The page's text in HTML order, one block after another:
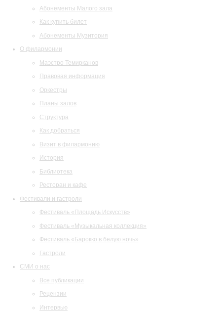
Абонементы Малого зала
Как купить билет
Абонементы Музитория
О филармонии
Маэстро Темирканов
Правовая информация
Оркестры
Планы залов
Структура
Как добраться
Визит в филармонию
История
Библиотека
Ресторан и кафе
Фестивали и гастроли
Фестиваль «Площадь Искусств»
Фестиваль «Музыкальная коллекция»
Фестиваль «Барокко в белую ночь»
Гастроли
СМИ о нас
Все публикации
Рецензии
Интервью